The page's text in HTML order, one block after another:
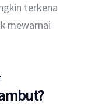
terkena
mewarnai